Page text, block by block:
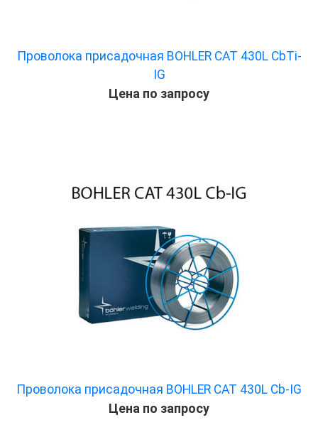
Проволока присадочная BOHLER CAT 430L CbTi-
IG
Цена по запросу
Проволока присадочная BOHLER CAT 430L Cb-IG
Цена по запросу